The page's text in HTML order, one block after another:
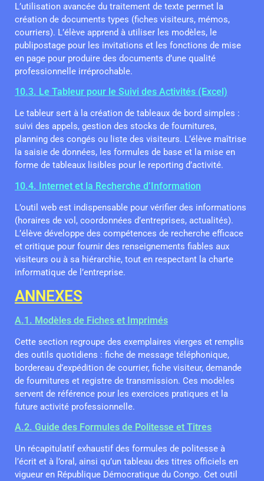
L’utilisation avancée du traitement de texte permet la
création de documents types (fiches visiteurs, mémos,
courriers). L’élève apprend à utiliser les modèles, le
publipostage pour les invitations et les fonctions de mise
en page pour produire des documents d’une qualité
professionnelle irréprochable.
10.3. Le Tableur pour le Suivi des Activités (Excel)
Le tableur sert à la création de tableaux de bord simples :
suivi des appels, gestion des stocks de fournitures,
planning des congés ou liste des visiteurs. L’élève maîtrise
la saisie de données, les formules de base et la mise en
forme de tableaux lisibles pour le reporting d’activité.
10.4. Internet et la Recherche d’Information
L’outil web est indispensable pour vérifier des informations
(horaires de vol, coordonnées d’entreprises, actualités).
L’élève développe des compétences de recherche efficace
et critique pour fournir des renseignements fiables aux
visiteurs ou à sa hiérarchie, tout en respectant la charte
informatique de l’entreprise.
ANNEXES
A.1. Modèles de Fiches et Imprimés
Cette section regroupe des exemplaires vierges et remplis
des outils quotidiens : fiche de message téléphonique,
bordereau d’expédition de courrier, fiche visiteur, demande
de fournitures et registre de transmission. Ces modèles
servent de référence pour les exercices pratiques et la
future activité professionnelle.
A.2. Guide des Formules de Politesse et Titres
Un récapitulatif exhaustif des formules de politesse à
l’écrit et à l’oral, ainsi qu’un tableau des titres officiels en
vigueur en République Démocratique du Congo. Cet outil